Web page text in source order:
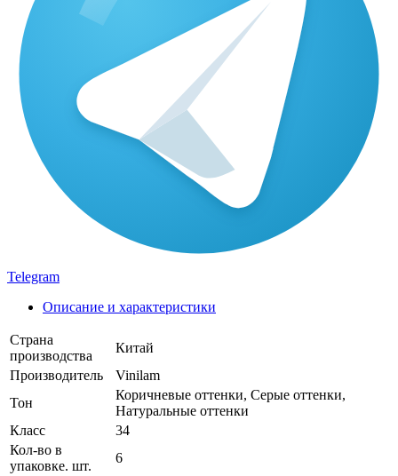
Telegram
Описание и характеристики
Страна
производства
Китай
Производитель
Vinilam
Тон
Коричневые оттенки, Серые оттенки,
Натуральные оттенки
Класс
34
Кол-во в
упаковке. шт.
6